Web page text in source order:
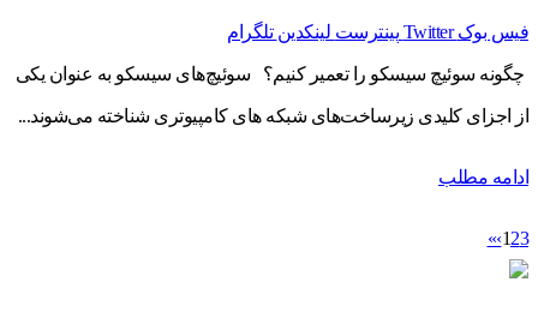
فیس بوک Twitter پینترست لینکدین تلگرام
چگونه سوئیچ سیسکو را تعمیر کنیم؟ سوئیچ‌های سیسکو به عنوان یکی
از اجزای کلیدی زیرساخت‌های شبکه‌ های کامپیوتری شناخته می‌شوند...
ادامه مطلب
123
›
»